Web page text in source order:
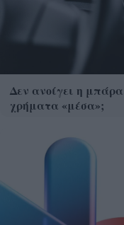
Δεν ανοίγει η μπάρα
χρήματα «μέσα»;